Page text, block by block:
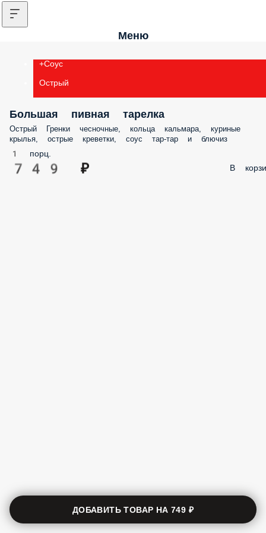
Меню
+Соус
Острый
Большая пивная тарелка
Острый Гренки чесночные, кольца кальмара, куриные
крылья, острые креветки, соус тар-тар и блючиз
1 порц.
749 ₽ В
ДОБАВИТЬ ТОВАР НА749 ₽